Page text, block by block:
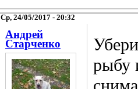
Ср, 24/05/2017 - 20:32
Андрей
Старченко
рыбу